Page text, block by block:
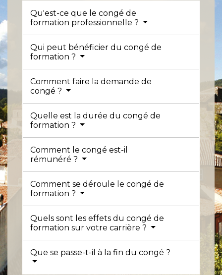
Qu'est-ce que le congé de
formation professionnelle ?
Qui peut bénéficier du congé de
formation ?
Comment faire la demande de
congé ?
Quelle est la durée du congé de
formation ?
Comment le congé est-il
rémunéré ?
Comment se déroule le congé de
formation ?
Quels sont les effets du congé de
formation sur votre carrière ?
Que se passe-t-il à la fin du congé ?